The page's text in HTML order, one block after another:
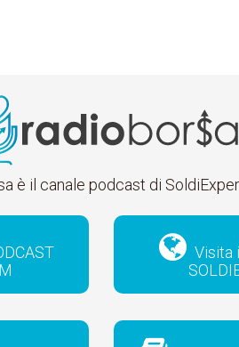
è il canale podcast di
Visita